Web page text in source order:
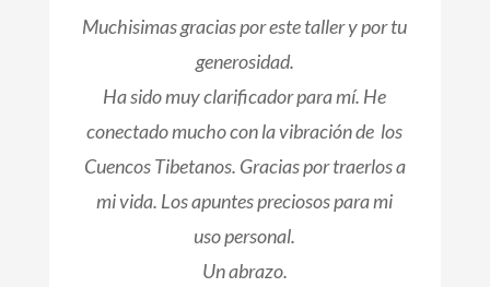
Muchisimas gracias por este taller y por tu
generosidad.
Ha sido muy clarificador para mí. He
conectado mucho con la vibración de los
Cuencos Tibetanos. Gracias por traerlos a
mi vida. Los apuntes preciosos para mi
uso personal.
Un abrazo.